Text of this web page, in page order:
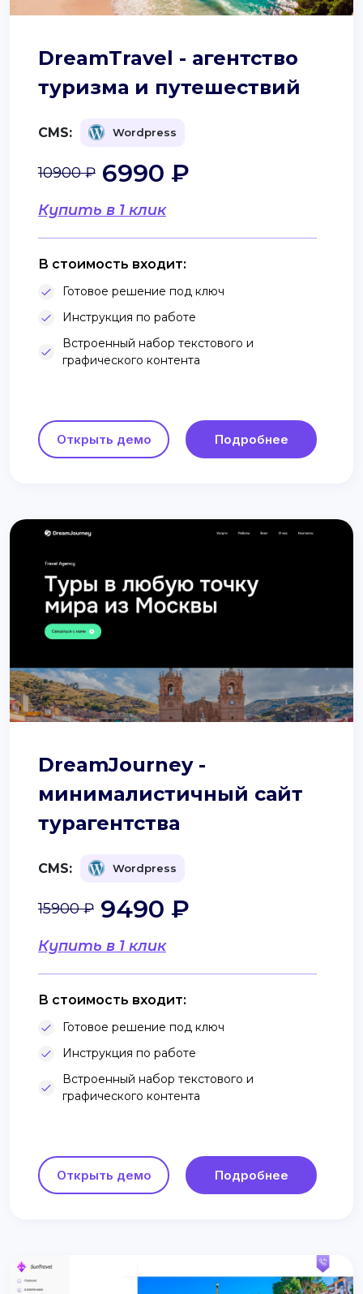
DreamTravel - агентство
туризма и путешествий
CMS: Wordpress
Купить в 1 клик
10900 ₽ 6990 ₽
В стоимость входит:
Готовое решение под ключ
Инструкция по работе
Встроенный набор текстового и
графического контента
Открыть демо Подробнее
DreamJourney -
минималистичный сайт
турагентства
CMS: Wordpress
Купить в 1 клик
15900 ₽ 9490 ₽
В стоимость входит:
Готовое решение под ключ
Инструкция по работе
Встроенный набор текстового и
графического контента
Открыть демо Подробнее